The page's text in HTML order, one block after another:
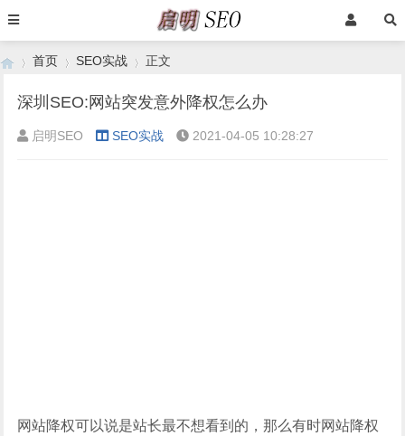
›
首页
›
SEO实战
›
正文
深圳SEO:网站突发意外降权怎么办
启明SEO SEO实战 2021-04-05 10:28:27
网站降权可以说是站长最不想看到的，那么有时网站降权